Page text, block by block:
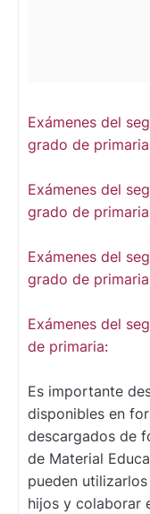
Exámenes del
grado de
Exámenes del
grado de
Exámenes del
grado de
Exámenes del
de primaria:
Es importante
disponibles en
descargados de
de Material
pueden
hijos y colaborar